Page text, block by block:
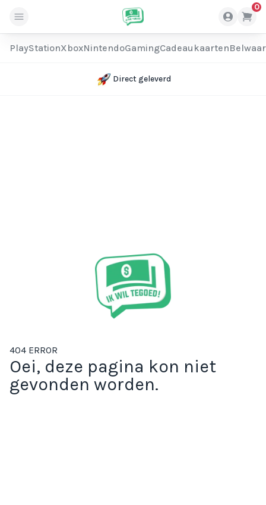
0
PlayStationXboxNintendoGamingCadeaukaarten
Direct geleverd
404 ERROR
Oei, deze pagina kon niet
gevonden worden.